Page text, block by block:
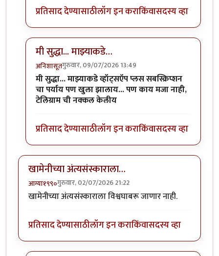
प्रतिसाद देण्यासाठीलॉग इन कराकिंवासदस्य व्हा
मी सुद्धा... माझ्याकडे…
अनिशासूतगुरुवार, 09/07/2026 13:49
In reply toवाट्सप युझरनेमbyकंजूस
मी सुद्धा... माझ्याकडे व्हॉट्सऍप प्लस सबस्क्रिप्शन
चा पर्याय पण खुला झालाय... पण काय मजा नाही,
टेलिग्राम ची नक्कल केलीय
प्रतिसाद देण्यासाठीलॉग इन कराकिंवासदस्य व्हा
खामेनीच्या अंत्यसंस्काराला…
आग्या१९९०गुरुवार, 02/07/2026 21:22
खामेनीच्या अंत्यसंस्काराला विश्वघाबरू जाणार नाही.
प्रतिसाद देण्यासाठीलॉग इन कराकिंवासदस्य व्हा